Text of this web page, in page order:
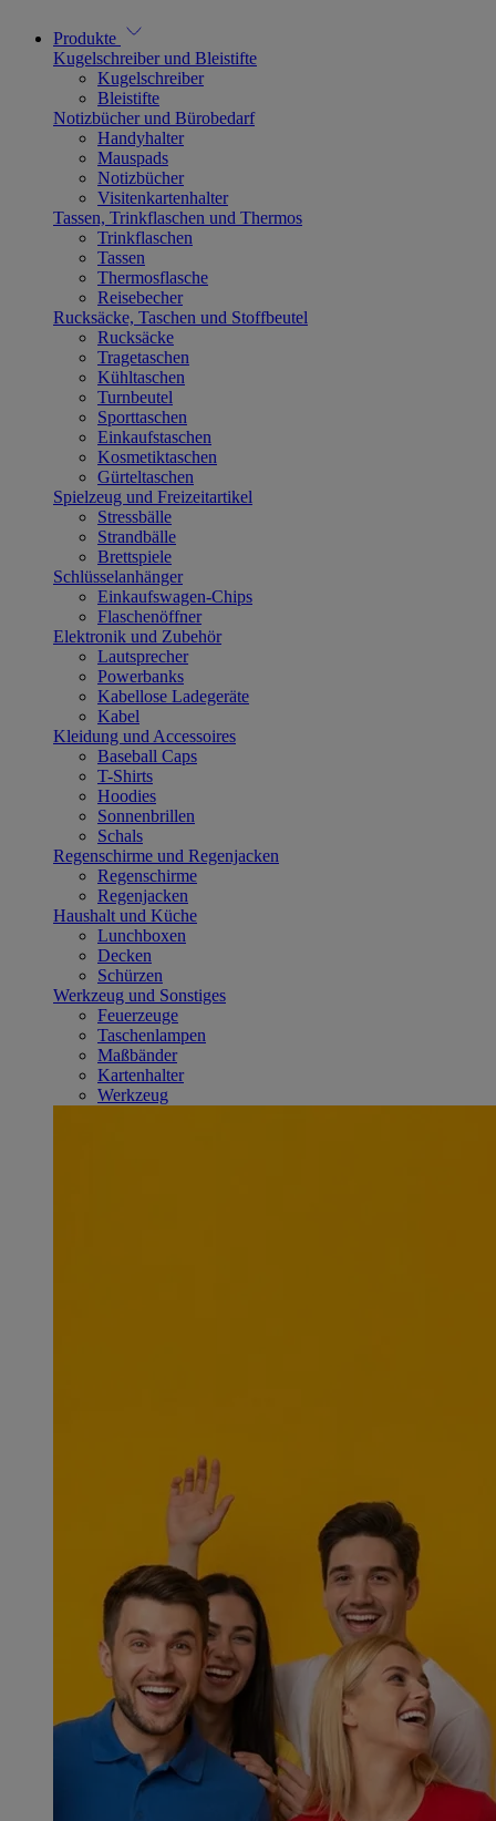
Produkte
Kugelschreiber und Bleistifte
Kugelschreiber
Bleistifte
Notizbücher und Bürobedarf
Handyhalter
Mauspads
Notizbücher
Visitenkartenhalter
Tassen, Trinkflaschen und Thermos
Trinkflaschen
Tassen
Thermosflasche
Reisebecher
Rucksäcke, Taschen und Stoffbeutel
Rucksäcke
Tragetaschen
Kühltaschen
Turnbeutel
Sporttaschen
Einkaufstaschen
Kosmetiktaschen
Gürteltaschen
Spielzeug und Freizeitartikel
Stressbälle
Strandbälle
Brettspiele
Schlüsselanhänger
Einkaufswagen-Chips
Flaschenöffner
Elektronik und Zubehör
Lautsprecher
Powerbanks
Kabellose Ladegeräte
Kabel
Kleidung und Accessoires
Baseball Caps
T-Shirts
Hoodies
Sonnenbrillen
Schals
Regenschirme und Regenjacken
Regenschirme
Regenjacken
Haushalt und Küche
Lunchboxen
Decken
Schürzen
Werkzeug und Sonstiges
Feuerzeuge
Taschenlampen
Maßbänder
Kartenhalter
Werkzeug